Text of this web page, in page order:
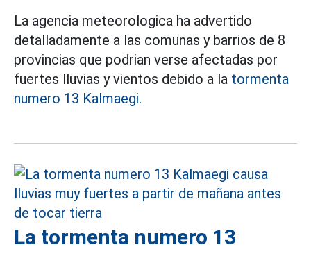
La agencia meteorologica ha advertido
detalladamente a las comunas y barrios de 8
provincias que podrian verse afectadas por
fuertes lluvias y vientos debido a la tormenta
numero 13 Kalmaegi.
La tormenta numero 13